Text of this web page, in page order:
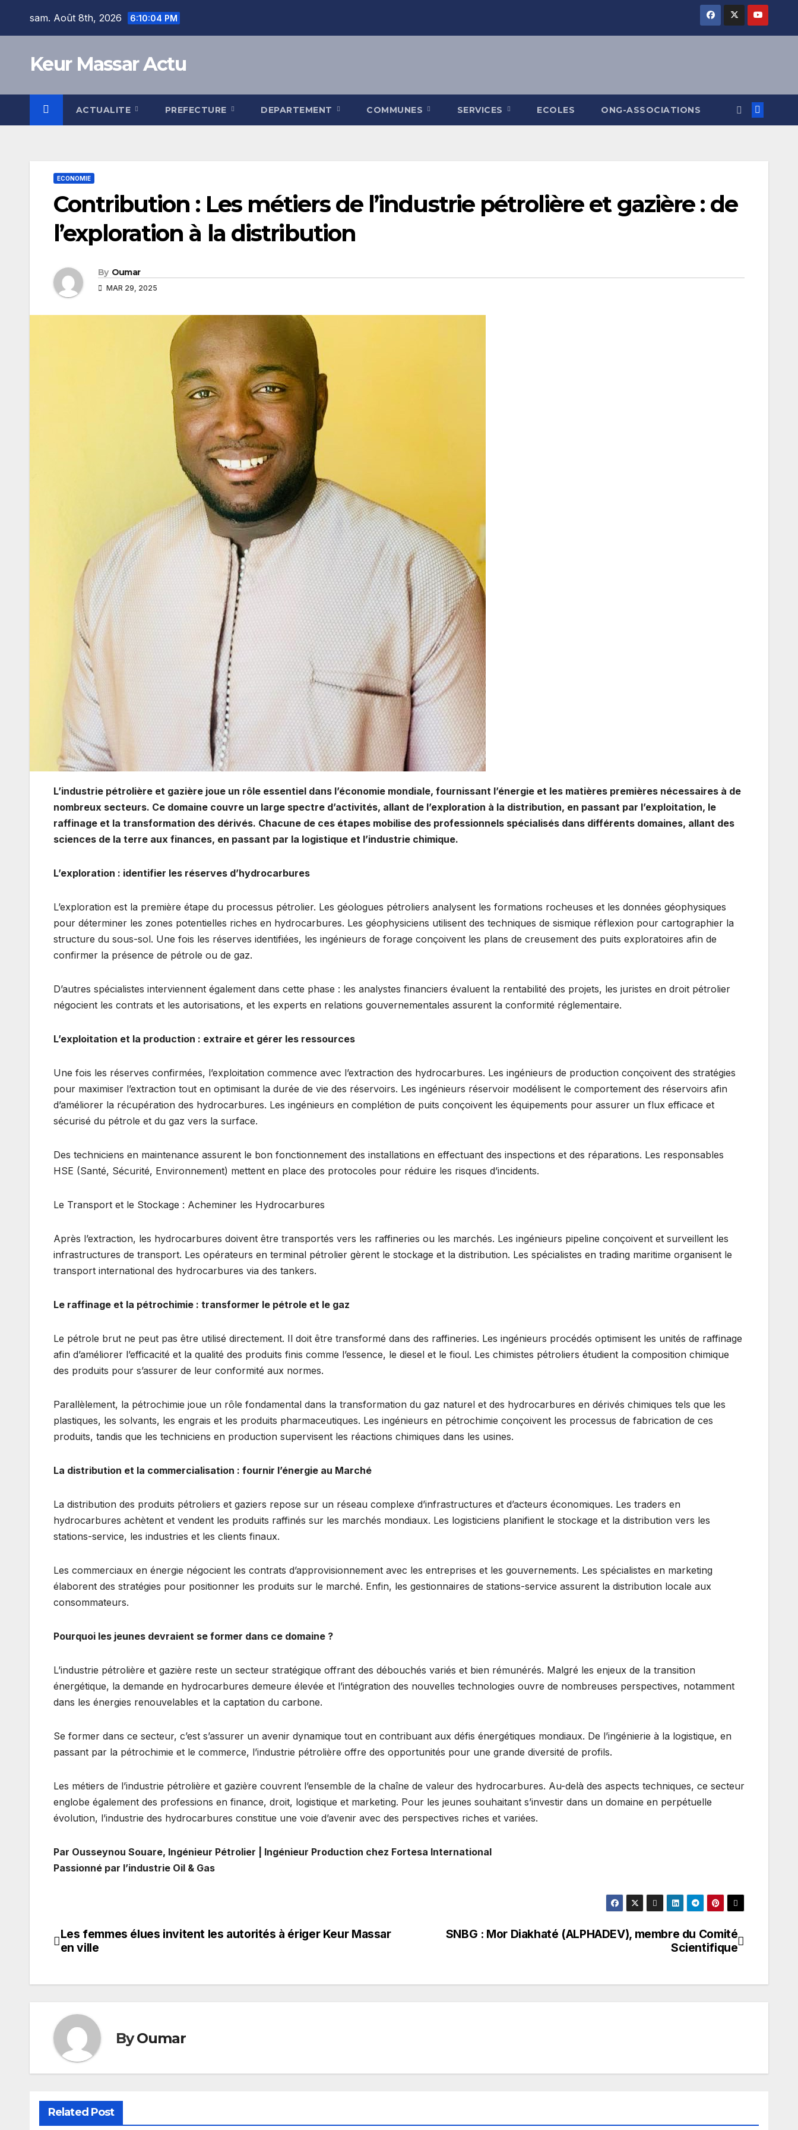
sam. Août 8th, 2026 6:10:05 PM
Keur Massar Actu
ACTUALITE PREFECTURE DEPARTEMENT COMMUNES SERVICES ECOLES ONG-ASSOCIATIONS
ECONOMIE
Contribution : Les métiers de l’industrie pétrolière et gazière : de
l’exploration à la distribution
By Oumar
MAR 29, 2025
L’industrie pétrolière et gazière joue un rôle essentiel dans l’économie mondiale, fournissant l’énergie et les matières premières nécessaires à de
nombreux secteurs. Ce domaine couvre un large spectre d’activités, allant de l’exploration à la distribution, en passant par l’exploitation, le
raffinage et la transformation des dérivés. Chacune de ces étapes mobilise des professionnels spécialisés dans différents domaines, allant des
sciences de la terre aux finances, en passant par la logistique et l’industrie chimique.
L’exploration : identifier les réserves d’hydrocarbures
L’exploration est la première étape du processus pétrolier. Les géologues pétroliers analysent les formations rocheuses et les données géophysiques
pour déterminer les zones potentielles riches en hydrocarbures. Les géophysiciens utilisent des techniques de sismique réflexion pour cartographier la
structure du sous-sol. Une fois les réserves identifiées, les ingénieurs de forage conçoivent les plans de creusement des puits exploratoires afin de
confirmer la présence de pétrole ou de gaz.
D’autres spécialistes interviennent également dans cette phase : les analystes financiers évaluent la rentabilité des projets, les juristes en droit pétrolier
négocient les contrats et les autorisations, et les experts en relations gouvernementales assurent la conformité réglementaire.
L’exploitation et la production : extraire et gérer les ressources
Une fois les réserves confirmées, l’exploitation commence avec l’extraction des hydrocarbures. Les ingénieurs de production conçoivent des stratégies
pour maximiser l’extraction tout en optimisant la durée de vie des réservoirs. Les ingénieurs réservoir modélisent le comportement des réservoirs afin
d’améliorer la récupération des hydrocarbures. Les ingénieurs en complétion de puits conçoivent les équipements pour assurer un flux efficace et
sécurisé du pétrole et du gaz vers la surface.
Des techniciens en maintenance assurent le bon fonctionnement des installations en effectuant des inspections et des réparations. Les responsables
HSE (Santé, Sécurité, Environnement) mettent en place des protocoles pour réduire les risques d’incidents.
Le Transport et le Stockage : Acheminer les Hydrocarbures
Après l’extraction, les hydrocarbures doivent être transportés vers les raffineries ou les marchés. Les ingénieurs pipeline conçoivent et surveillent les
infrastructures de transport. Les opérateurs en terminal pétrolier gèrent le stockage et la distribution. Les spécialistes en trading maritime organisent le
transport international des hydrocarbures via des tankers.
Le raffinage et la pétrochimie : transformer le pétrole et le gaz
Le pétrole brut ne peut pas être utilisé directement. Il doit être transformé dans des raffineries. Les ingénieurs procédés optimisent les unités de raffinage
afin d’améliorer l’efficacité et la qualité des produits finis comme l’essence, le diesel et le fioul. Les chimistes pétroliers étudient la composition chimique
des produits pour s’assurer de leur conformité aux normes.
Parallèlement, la pétrochimie joue un rôle fondamental dans la transformation du gaz naturel et des hydrocarbures en dérivés chimiques tels que les
plastiques, les solvants, les engrais et les produits pharmaceutiques. Les ingénieurs en pétrochimie conçoivent les processus de fabrication de ces
produits, tandis que les techniciens en production supervisent les réactions chimiques dans les usines.
La distribution et la commercialisation : fournir l’énergie au Marché
La distribution des produits pétroliers et gaziers repose sur un réseau complexe d’infrastructures et d’acteurs économiques. Les traders en
hydrocarbures achètent et vendent les produits raffinés sur les marchés mondiaux. Les logisticiens planifient le stockage et la distribution vers les
stations-service, les industries et les clients finaux.
Les commerciaux en énergie négocient les contrats d’approvisionnement avec les entreprises et les gouvernements. Les spécialistes en marketing
élaborent des stratégies pour positionner les produits sur le marché. Enfin, les gestionnaires de stations-service assurent la distribution locale aux
consommateurs.
Pourquoi les jeunes devraient se former dans ce domaine ?
L’industrie pétrolière et gazière reste un secteur stratégique offrant des débouchés variés et bien rémunérés. Malgré les enjeux de la transition
énergétique, la demande en hydrocarbures demeure élevée et l’intégration des nouvelles technologies ouvre de nombreuses perspectives, notamment
dans les énergies renouvelables et la captation du carbone.
Se former dans ce secteur, c’est s’assurer un avenir dynamique tout en contribuant aux défis énergétiques mondiaux. De l’ingénierie à la logistique, en
passant par la pétrochimie et le commerce, l’industrie pétrolière offre des opportunités pour une grande diversité de profils.
Les métiers de l’industrie pétrolière et gazière couvrent l’ensemble de la chaîne de valeur des hydrocarbures. Au-delà des aspects techniques, ce secteur
englobe également des professions en finance, droit, logistique et marketing. Pour les jeunes souhaitant s’investir dans un domaine en perpétuelle
évolution, l’industrie des hydrocarbures constitue une voie d’avenir avec des perspectives riches et variées.
Par Ousseynou Souare, Ingénieur Pétrolier | Ingénieur Production chez Fortesa International
Passionné par l’industrie Oil & Gas
Navigation
l’article
SNBG : Mor Diakhaté (ALPHADEV), membre du Comité
Scientifique
Les femmes élues invitent les autorités à ériger Keur Massar
en ville
ByOumar
Related Post